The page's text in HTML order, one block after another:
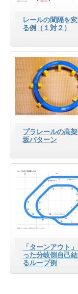
レールの間隔を
る例（１対２）
プラレールの高
坂パターン
「ターンアウト
った分岐側自己
るループ例